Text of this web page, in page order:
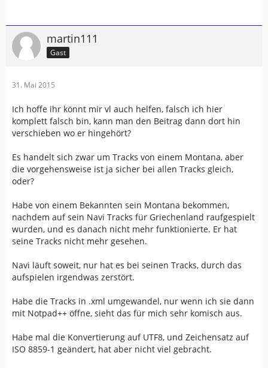
martin111
Gast
31. Mai 2015
Ich hoffe ihr könnt mir vl auch helfen, falsch ich hier
komplett falsch bin, kann man den Beitrag dann dort hin
verschieben wo er hingehört?
Es handelt sich zwar um Tracks von einem Montana, aber
die vorgehensweise ist ja sicher bei allen Tracks gleich,
oder?
Habe von einem Bekannten sein Montana bekommen,
nachdem auf sein Navi Tracks für Griechenland raufgespielt
wurden, und es danach nicht mehr funktionierte. Er hat
seine Tracks nicht mehr gesehen.
Navi läuft soweit, nur hat es bei seinen Tracks, durch das
aufspielen irgendwas zerstört.
Habe die Tracks in .xml umgewandel, nur wenn ich sie dann
mit Notpad++ öffne, sieht das für mich sehr komisch aus.
Habe mal die Konvertierung auf UTF8, und Zeichensatz auf
ISO 8859-1 geändert, hat aber nicht viel gebracht.